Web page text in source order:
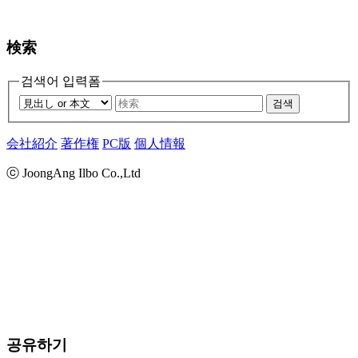
検索
검색어 입력폼
검색
会社紹介 著作権 PC版 個人情報
ⓒ JoongAng Ilbo Co.,Ltd
공유하기